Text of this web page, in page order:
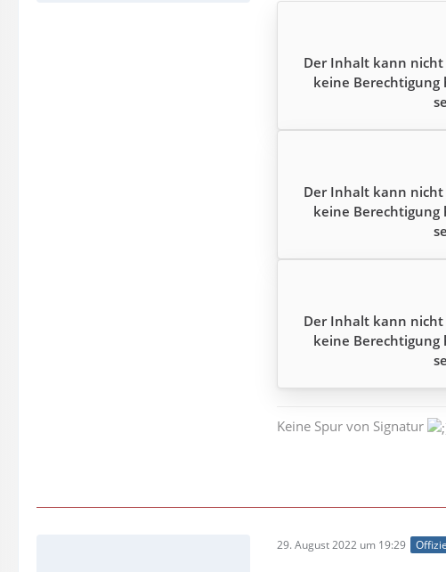
Der Inhalt kann nicht
keine Berechtigung
Der Inhalt kann nicht
keine Berechtigung
Der Inhalt kann nicht
keine Berechtigung
Keine Spur von Signatur
29. August 2022 um 19:29